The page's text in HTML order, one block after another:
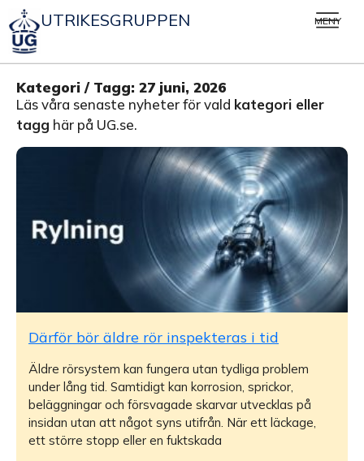
UTRIKESGRUPPEN MENY
Kategori / Tagg: 27 juni, 2026
Läs våra senaste nyheter för vald kategori eller
tagg här på UG.se.
Därför bör äldre rör inspekteras i tid
Äldre rörsystem kan fungera utan tydliga problem
under lång tid. Samtidigt kan korrosion, sprickor,
beläggningar och försvagade skarvar utvecklas på
insidan utan att något syns utifrån. När ett läckage,
ett större stopp eller en fuktskada